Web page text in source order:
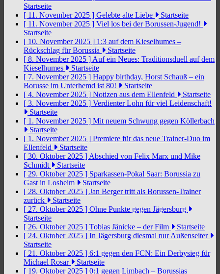
Startseite
[ 11. November 2025 ] Gelebte alte Liebe
Startseite
[ 11. November 2025 ] Viel los bei der Borussen-Jugend!
Startseite
[ 10. November 2025 ] 1:3 auf dem Kieselhumes –
Rückschlag für Borussia
Startseite
[ 8. November 2025 ] Auf ein Neues: Traditionsduell auf dem
Kieselhumes
Startseite
[ 7. November 2025 ] Happy birthday, Horst Schauß – ein
Borusse im Unterhemd ist 80!
Startseite
[ 4. November 2025 ] Notizen aus dem Ellenfeld
Startseite
[ 3. November 2025 ] Verdienter Lohn für viel Leidenschaft!
Startseite
[ 1. November 2025 ] Mit neuem Schwung gegen Köllerbach
Startseite
[ 1. November 2025 ] Premiere für das neue Trainer-Duo im
Ellenfeld
Startseite
[ 30. Oktober 2025 ] Abschied von Felix Marx und Mike
Schmidt
Startseite
[ 29. Oktober 2025 ] Sparkassen-Pokal Saar: Borussia zu
Gast in Losheim
Startseite
[ 28. Oktober 2025 ] Jan Berger tritt als Borussen-Trainer
zurück
Startseite
[ 27. Oktober 2025 ] Ohne Punkte gegen Jägersburg
Startseite
[ 26. Oktober 2025 ] Tobias Jänicke – der Film
Startseite
[ 24. Oktober 2025 ] In Jägersburg diesmal nur Außenseiter
Startseite
[ 21. Oktober 2025 ] 6:1 gegen den FCN: Ein Derbysieg für
Michael Rosar
Startseite
[ 19. Oktober 2025 ] 0:1 gegen Limbach – Borussias